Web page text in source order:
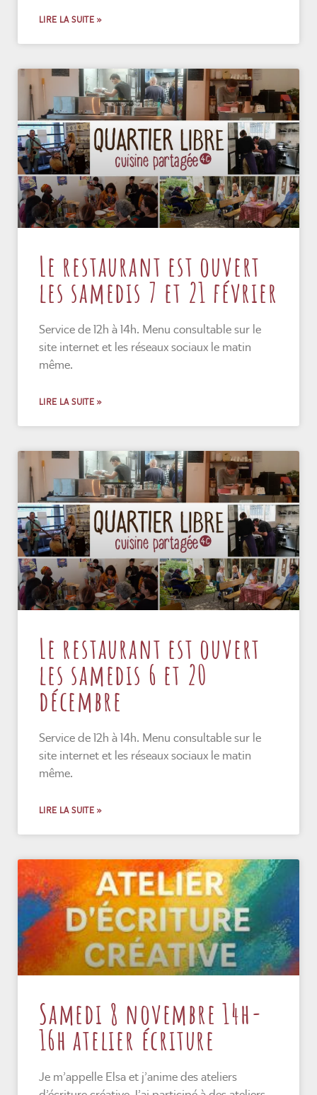
LIRE LA SUITE »
Le restaurant est ouvert
les samedis 7 et 21 février
Service de 12h à 14h. Menu consultable sur le
site internet et les réseaux sociaux le matin
même.
LIRE LA SUITE »
Le restaurant est ouvert
les samedis 6 et 20
décembre
Service de 12h à 14h. Menu consultable sur le
site internet et les réseaux sociaux le matin
même.
LIRE LA SUITE »
Samedi 8 novembre 14h-
16h atelier écriture
Je m’appelle Elsa et j’anime des ateliers